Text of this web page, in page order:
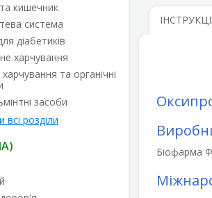
кишечник
система
діабетиків
харчування
та органічні
засоби
всі розділи
Біофарма